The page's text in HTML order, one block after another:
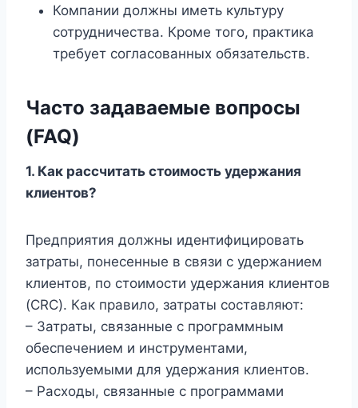
Компании должны иметь культуру
сотрудничества. Кроме того, практика
требует согласованных обязательств.
Часто задаваемые вопросы
(FAQ)
1. Как рассчитать стоимость удержания
клиентов?
Предприятия должны идентифицировать
затраты, понесенные в связи с удержанием
клиентов, по стоимости удержания клиентов
(CRC). Как правило, затраты составляют:
– Затраты, связанные с программным
обеспечением и инструментами,
используемыми для удержания клиентов.
– Расходы, связанные с программами